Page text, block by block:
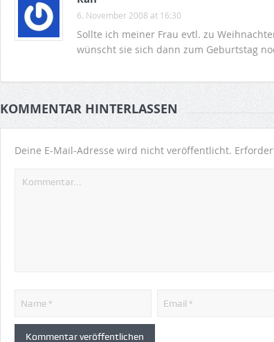
6. November 2008 at 16:30
Sollte ich meiner Frau evtl. zu
wünscht sie sich dann zum Geburtstag
KOMMENTAR HINTERLASSEN
Deine E-Mail-Adresse wird nicht veröffentlicht.